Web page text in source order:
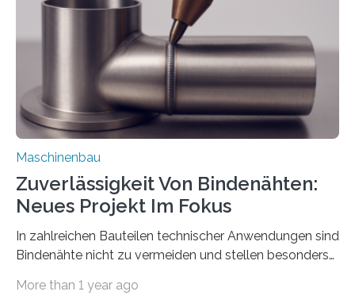
besser in spezifische Unternehmensprozesse
einzubinden. Sankt Augustin – Zur Messe FACHPACK
vom 23. bis 25. September in Nürnberg…
Maschinenbau
Zuverlässigkeit Von Bindenähten:
Neues Projekt Im Fokus
In zahlreichen Bauteilen technischer Anwendungen sind
Bindenähte nicht zu vermeiden und stellen besonders
Matrixmaterials eine große Herausforderung dar.
More than 1 year ago